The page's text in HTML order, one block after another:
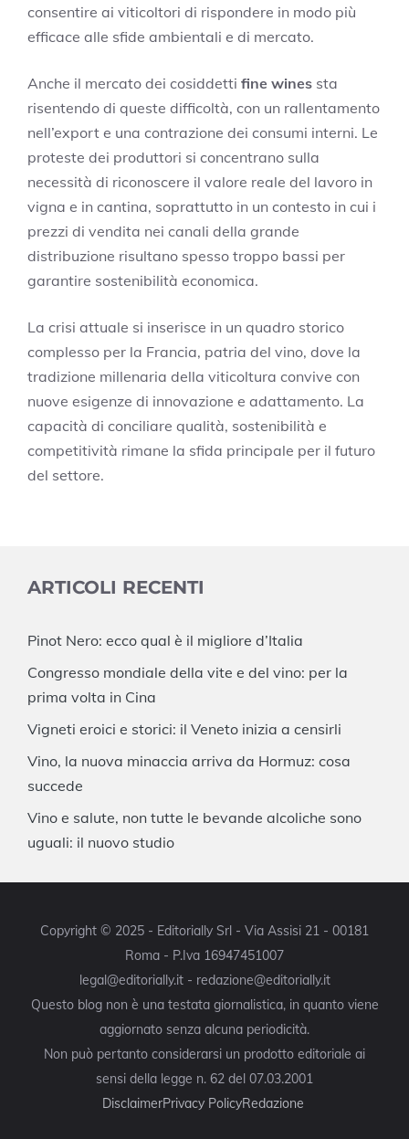
consentire ai viticoltori di rispondere in modo più
efficace alle sfide ambientali e di mercato.
Anche il mercato dei cosiddetti fine wines sta
risentendo di queste difficoltà, con un rallentamento
nell’export e una contrazione dei consumi interni. Le
proteste dei produttori si concentrano sulla
necessità di riconoscere il valore reale del lavoro in
vigna e in cantina, soprattutto in un contesto in cui i
prezzi di vendita nei canali della grande
distribuzione risultano spesso troppo bassi per
garantire sostenibilità economica.
La crisi attuale si inserisce in un quadro storico
complesso per la Francia, patria del vino, dove la
tradizione millenaria della viticoltura convive con
nuove esigenze di innovazione e adattamento. La
capacità di conciliare qualità, sostenibilità e
competitività rimane la sfida principale per il futuro
del settore.
ARTICOLI RECENTI
Pinot Nero: ecco qual è il migliore d’Italia
Congresso mondiale della vite e del vino: per la
prima volta in Cina
Vigneti eroici e storici: il Veneto inizia a censirli
Vino, la nuova minaccia arriva da Hormuz: cosa
succede
Vino e salute, non tutte le bevande alcoliche sono
uguali: il nuovo studio
Copyright © 2025 - Editorially Srl - Via Assisi 21 - 00181
Roma - P.Iva 16947451007
legal@editorially.it - redazione@editorially.it
Questo blog non è una testata giornalistica, in quanto viene
aggiornato senza alcuna periodicità.
Non può pertanto considerarsi un prodotto editoriale ai
sensi della legge n. 62 del 07.03.2001
DisclaimerPrivacy PolicyRedazione